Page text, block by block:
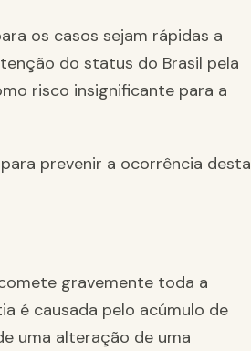
os casos sejam rápidas a
do status do Brasil pela
risco insignificante para a
prevenir a ocorrência desta
gravemente toda a
é causada pelo acúmulo de
uma alteração de uma